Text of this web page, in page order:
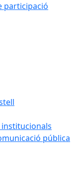
participació
institucionals
pública